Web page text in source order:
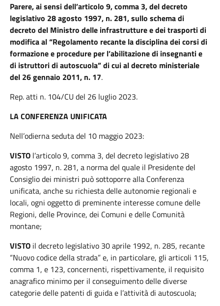
Parere, ai sensi dell’articolo 9, comma 3, del decreto
legislativo 28 agosto 1997, n. 281, sullo schema di
decreto del Ministro delle infrastrutture e dei trasporti di
modifica al “Regolamento recante la disciplina dei corsi di
formazione e procedure per l’abilitazione di insegnanti e
di istruttori di autoscuola” di cui al decreto ministeriale
del 26 gennaio 2011, n. 17.
Rep. atti n. 104/CU del 26 luglio 2023.
LA CONFERENZA UNIFICATA
Nell’odierna seduta del 10 maggio 2023:
VISTO l’articolo 9, comma 3, del decreto legislativo 28
agosto 1997, n. 281, a norma del quale il Presidente del
Consiglio dei ministri può sottoporre alla Conferenza
unificata, anche su richiesta delle autonomie regionali e
locali, ogni oggetto di preminente interesse comune delle
Regioni, delle Province, dei Comuni e delle Comunità
montane;
VISTO il decreto legislativo 30 aprile 1992, n. 285, recante
“Nuovo codice della strada” e, in particolare, gli articoli 115,
comma 1, e 123, concernenti, rispettivamente, il requisito
anagrafico minimo per il conseguimento delle diverse
categorie delle patenti di guida e l’attività di autoscuola;